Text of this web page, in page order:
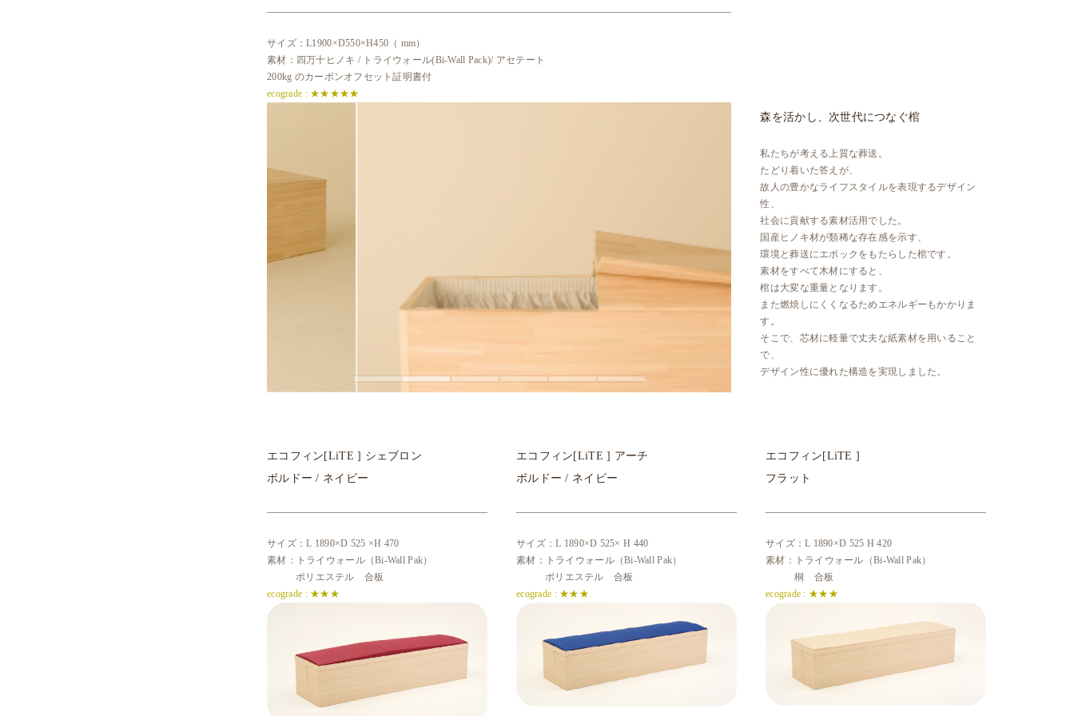
サイズ：L1900×D550×H450（ mm）
素材：四万十ヒノキ / トライウォール(Bi-Wall Pack)/ アセテート
200kg のカーボンオフセット証明書付
ecograde : ★★★★★
森を活かし、次世代につなぐ棺
私たちが考える上質な葬送。
たどり着いた答えが、
故人の豊かなライフスタイルを表現するデザイン
性、
社会に貢献する素材活用でした。
国産ヒノキ材が類稀な存在感を示す、
環境と葬送にエポックをもたらした棺です。
素材をすべて木材にすると、
棺は大変な重量となります。
また燃焼しにくくなるためエネルギーもかかりま
す。
そこで、芯材に軽量で丈夫な紙素材を用いること
で、
デザイン性に優れた構造を実現しました。
エコフィン[LiTE ] シェブロン
ボルドー / ネイビー
サイズ：L 1890×D 525 ×H 470
素材：トライウォール（Bi-Wall Pak）
ポリエステル 合板
ecograde : ★★★
エコフィン[LiTE ] アーチ
ボルドー / ネイビー
サイズ：L 1890×D 525× H 440
素材：トライウォール（Bi-Wall Pak）
ポリエステル 合板
ecograde : ★★★
エコフィン[LiTE ]
フラット
サイズ：L 1890×D 525 H 420
素材：トライウォール（Bi-Wall Pak）
桐 合板
ecograde : ★★★